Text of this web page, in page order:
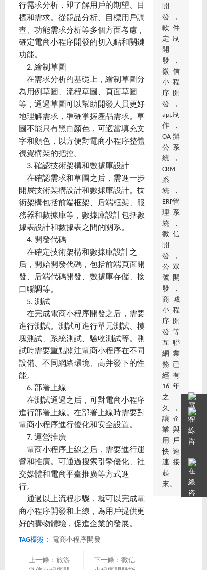
行需求分析，即了解用戶的期望、目
標和需求。從競品分析、目標用戶調
查、功能需求分析等多個方面考慮，
確定電商小程序開發的切入點和關鍵
功能。
2. 繪制草圖
在需求分析的基礎上，繪制草圖分
為用例草圖、流程草圖、頁面草圖
等，通過草圖可以幫助開發人員更好
地理解需求，準確掌握產品需求。草
圖不能只有黑白顏色，可適當填充文
字和顏色，以方便對電商小程序整體
視覺構架的把控。
3. 確認技術架構和數據庫設計
在確認需求和草圖之后，需進一步
開展技術架構設計和數據庫設計。技
術架構包括前端框架、后端框架、服
務器和數據庫等，數據庫設計包括數
據表設計和數據表之間的關系。
4. 開發代碼
在確定技術架構和數據庫設計之
后，開始開發代碼，包括前端頁面開
發、后端代碼開發、數據庫存儲、接
口聯調等。
5. 測試
在完成電商小程序開發之后，需要
進行測試。測試可進行單元測試、模
塊測試、系統測試、驗收測試等。測
試時需要重點關注電商小程序在不同
設備、不同網絡環境、高并發下的性
能。
6. 部署上線
在測試通過之后，可對電商小程序
進行部署上線。在部署上線時需要對
電商小程序進行優化和安全設置。
7. 運營推廣
電商小程序上線之后，需要進行運
營和推廣。可通過搜索引擎優化、社
交媒體和電商平臺推廣等方式進
行。
通過以上流程步驟，就可以完成電
商小程序開發和上線，為用戶提供更
好的購物體驗，促進企業的發展。
TAG標簽： 電商小程序開發
上一條：旅游
下一條：微信
開
發，
軟件
定制
開
發，
微信
小程
序開
發，
app制
作，
OA辦
公系
統，
CRM
系
統，
ERP管
理系
統，
微信
開
發，
公眾
號開
發，
商城
小程
序開
發等
互聯
網業
務已
經有
16年
之
久，
讓企
業與
用戶
快速
連接
起
來。